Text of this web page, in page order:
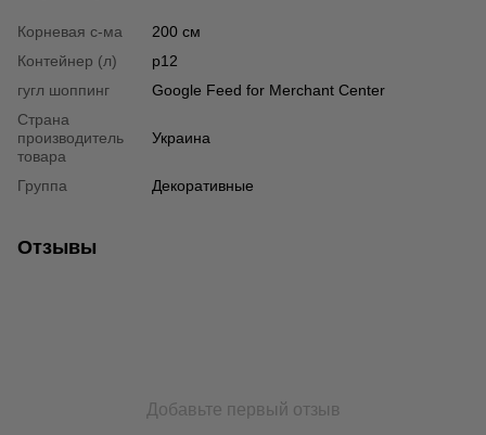
Корневая с-ма
200 см
Контейнер (л)
p12
гугл шоппинг
Google Feed for Merchant Center
Страна
производитель
товара
Украина
Группа Декоративные
Отзывы
Добавьте первый отзыв